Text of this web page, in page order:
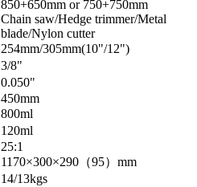
850+650mm or 750+750mm
Chain saw/Hedge trimmer/Metal
blade/Nylon cutter
254mm/305mm(10"/12")
3/8"
0.050"
450mm
800ml
120ml
25:1
1170×300×290（95）mm
14/13kgs